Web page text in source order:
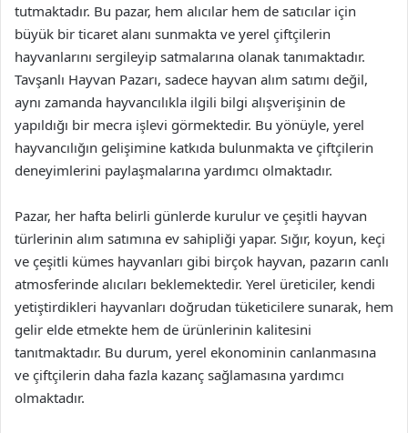
tutmaktadır. Bu pazar, hem alıcılar hem de satıcılar için
büyük bir ticaret alanı sunmakta ve yerel çiftçilerin
hayvanlarını sergileyip satmalarına olanak tanımaktadır.
Tavşanlı Hayvan Pazarı, sadece hayvan alım satımı değil,
aynı zamanda hayvancılıkla ilgili bilgi alışverişinin de
yapıldığı bir mecra işlevi görmektedir. Bu yönüyle, yerel
hayvancılığın gelişimine katkıda bulunmakta ve çiftçilerin
deneyimlerini paylaşmalarına yardımcı olmaktadır.
Pazar, her hafta belirli günlerde kurulur ve çeşitli hayvan
türlerinin alım satımına ev sahipliği yapar. Sığır, koyun, keçi
ve çeşitli kümes hayvanları gibi birçok hayvan, pazarın canlı
atmosferinde alıcıları beklemektedir. Yerel üreticiler, kendi
yetiştirdikleri hayvanları doğrudan tüketicilere sunarak, hem
gelir elde etmekte hem de ürünlerinin kalitesini
tanıtmaktadır. Bu durum, yerel ekonominin canlanmasına
ve çiftçilerin daha fazla kazanç sağlamasına yardımcı
olmaktadır.